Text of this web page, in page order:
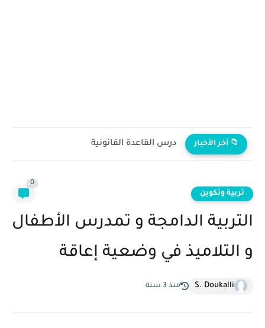
📁 آخر الأخبار درس القاعدة القانونية
تربية وتكوين
0
التربية الدامجة و تمدرس الأطفال
و التلاميذ في وضعية إعاقة
S. Doukalli منذ 3 سنة